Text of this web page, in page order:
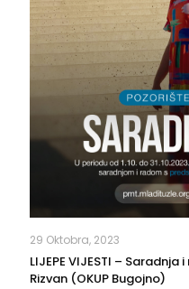
29 Oktobra, 2023
LIJEPE VIJESTI –
Rizvan (OKUP Bugojno)